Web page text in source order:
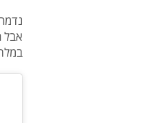
אבל